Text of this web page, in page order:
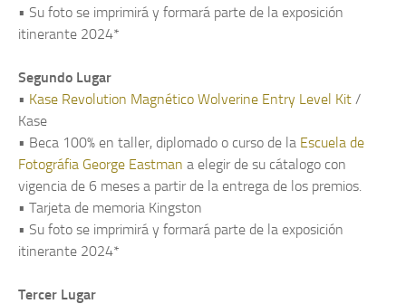
• Su foto se imprimirá y formará parte de la exposición
itinerante 2024*
Segundo Lugar
• Kase Revolution Magnético Wolverine Entry Level Kit /
Kase
• Beca 100% en taller, diplomado o curso de la Escuela de
Fotográfia George Eastman a elegir de su cátalogo con
vigencia de 6 meses a partir de la entrega de los premios.
• Tarjeta de memoria Kingston
• Su foto se imprimirá y formará parte de la exposición
itinerante 2024*
Tercer Lugar